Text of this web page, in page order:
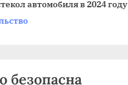
автомобиля в 2024 году
безопасна